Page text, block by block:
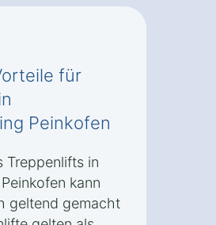
für
Peinkofen
Treppenlifts in
kann
geltend gemacht